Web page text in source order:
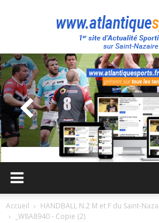
Sport
Accueil
HANDBALL N.2 M et F du Saint-
_W8A8940 - Copie (2)